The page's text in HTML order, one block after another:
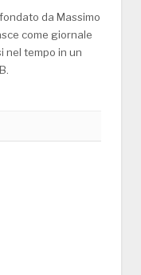
da Massimo
come giornale
nel tempo in un